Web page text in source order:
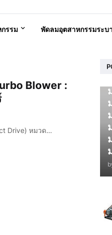
รรม พัดลมอุตสาหกรรมระบ
Blower :
Drive) หมวด…